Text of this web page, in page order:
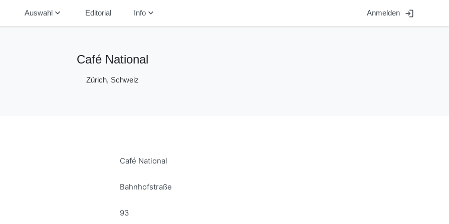
Auswahlkeyboard_arrow_down Editorial Infokeyboard_arrow_down Anmelden login
Café National
Zürich, Schweiz
Café National
Bahnhofstraße
93